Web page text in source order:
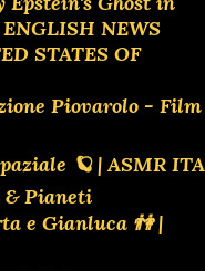
NEWS
STATES OF
Piovarolo - Film
🪐 | ASMR ITA
Pianeti
e Gianluca 👫 |